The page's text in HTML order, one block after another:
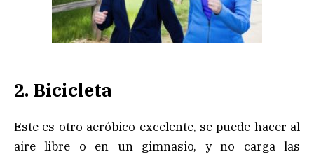
2. Bicicleta
Este es otro aeróbico excelente, se puede hacer al
aire libre o en un gimnasio, y no carga las